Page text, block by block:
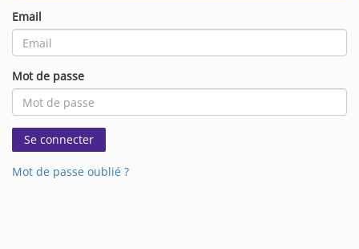
Email
Mot de passe
Se connecter
Mot de passe oublié ?